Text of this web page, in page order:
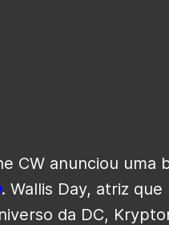
CW anunciou uma
. Wallis Day, atriz
da DC,